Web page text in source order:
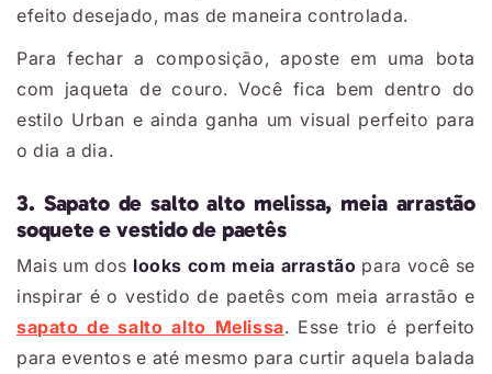
efeito desejado, mas de maneira controlada.
Para fechar a composição, aposte em uma bota
com jaqueta de couro. Você fica bem dentro do
estilo Urban e ainda ganha um visual perfeito para
o dia a dia.
3. Sapato de salto alto melissa, meia arrastão
soquete e vestido de paetês
Mais um dos looks com meia arrastão para você se
inspirar é o vestido de paetês com meia arrastão e
sapato de salto alto Melissa. Esse trio é perfeito
para eventos e até mesmo para curtir aquela balada